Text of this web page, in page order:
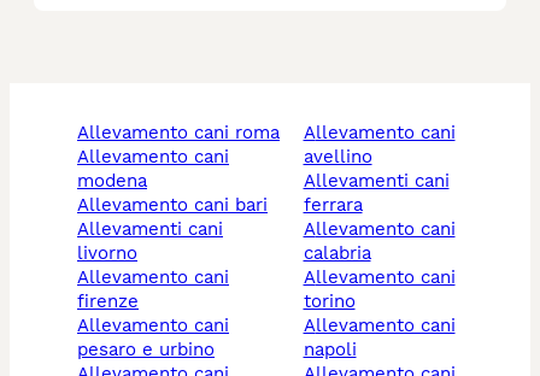
allevamento cani roma
allevamento cani
modena
allevamento cani bari
allevamenti cani
livorno
allevamento cani
firenze
allevamento cani
pesaro e urbino
allevamento cani
avellino
allevamenti cani
ferrara
allevamento cani
calabria
allevamento cani
torino
allevamento cani
napoli